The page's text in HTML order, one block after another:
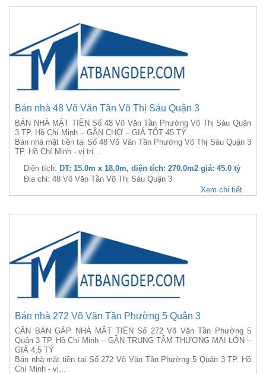
Bán nhà 48 Võ Văn Tần Võ Thị Sáu Quận 3
BÁN NHÀ MẶT TIỀN Số 48 Võ Văn Tần Phường Võ Thị Sáu Quận
3 TP. Hồ Chí Minh – GẦN CHỢ – GIÁ TỐT 45 TỶ
Bán nhà mặt tiền tại Số 48 Võ Văn Tần Phường Võ Thị Sáu Quận 3
TP. Hồ Chí Minh - vị trí...
Diện tích: DT: 15.0m x 18.0m, diện tích: 270.0m2 giá: 45.0 tỷ
Địa chỉ: 48 Võ Văn Tần Võ Thị Sáu Quận 3
Xem chi tiết
Bán nhà 272 Võ Văn Tần Phường 5 Quận 3
CẦN BÁN GẤP NHÀ MẶT TIỀN Số 272 Võ Văn Tần Phường 5
Quận 3 TP. Hồ Chí Minh – GẦN TRUNG TÂM THƯƠNG MẠI LỚN –
GIÁ 4,5 TỶ
Bán nhà mặt tiền tại Số 272 Võ Văn Tần Phường 5 Quận 3 TP. Hồ
Chí Minh - vị...